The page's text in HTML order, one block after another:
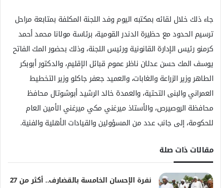
جاء ذلك خلال لقائه بمكتبه اليوم وفد اللجنة المكلفة بمتابعة مراحل
ترسيم الحدود مع حظيرة الدندر القومية، برئاسة مولانا محمد أحمد
كرمنو رئيس الإدارة القانونية ورئيس اللجنة، وذلك بحضور المك الفاتح
يوسف المك حسن عدلان ناظر عموم قبائل الإقليم، والدكتور أبوبكر
الطاهر وزير الزراعة والغابات، والعميد جعفر جاكلو وزير التخطيط
العمراني والبنى التحتية، والعمدة خالد الرشيد أبوشوتال محافظ
محافظة الروصيرص، والأستاذ ميرغني مكي ميرغني الأمين العام
للحكومة، إلى جانب عدد من المسؤولين والقيادات الأهلية والفنية.
مقالات ذات صلة
نفرة الإحسان الخامسة بالقضارف.. أكثر من 27